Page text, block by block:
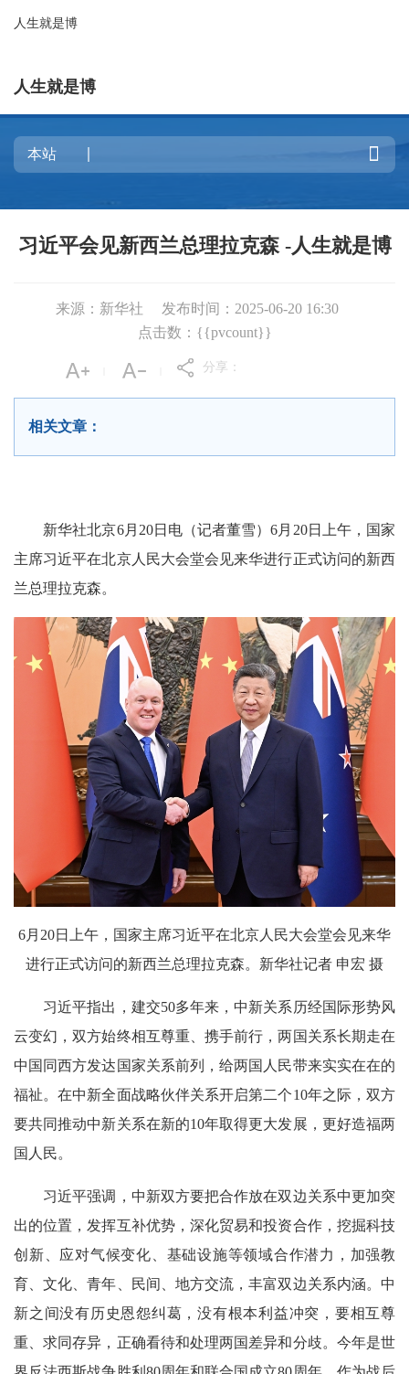
人生就是博
人生就是博

习近平会见新西兰总理拉克森 -人生就是博
来源：新华社
发布时间：2025-06-20 16:30
点击数：{{pvcount}}
分享：
相关文章：
新华社北京6月20日电（记者董雪）6月20日上午，国家
主席习近平在北京人民大会堂会见来华进行正式访问的新西
兰总理拉克森。
6月20日上午，国家主席习近平在北京人民大会堂会见来华
进行正式访问的新西兰总理拉克森。新华社记者 申宏 摄
习近平指出，建交50多年来，中新关系历经国际形势风
云变幻，双方始终相互尊重、携手前行，两国关系长期走在
中国同西方发达国家关系前列，给两国人民带来实实在在的
福祉。在中新全面战略伙伴关系开启第二个10年之际，双方
要共同推动中新关系在新的10年取得更大发展，更好造福两
国人民。
习近平强调，中新双方要把合作放在双边关系中更加突
出的位置，发挥互补优势，深化贸易和投资合作，挖掘科技
创新、应对气候变化、基础设施等领域合作潜力，加强教
育、文化、青年、民间、地方交流，丰富双边关系内涵。中
新之间没有历史恩怨纠葛，没有根本利益冲突，要相互尊
重、求同存异，正确看待和处理两国差异和分歧。今年是世